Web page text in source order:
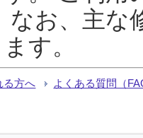
なお、主な
す。
る方へ よくある質問（